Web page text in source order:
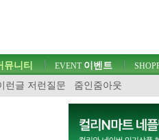
뮤니티
런글 저런질문 줌인줌아웃
EVENT이벤트